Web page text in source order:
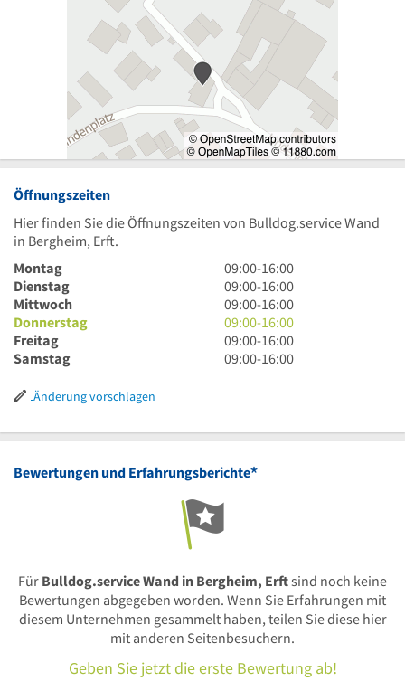
Öffnungszeiten
Hier finden Sie die Öffnungszeiten von Bulldog.service Wand
in Bergheim, Erft.
Montag
9
Uhr
bis
16
Uhr
09:00-16:00
Dienstag
9
Uhr
bis
16
Uhr
09:00-16:00
Mittwoch
9
Uhr
bis
16
09:00-16:00
Donnerstag
9
Uhr
bis
09:00-16:00
Freitag
9
Uhr
09:00-16:00
Samstag
9
Uhr
09:00-16:00
Änderung vorschlagen
Bewertungen und Erfahrungsberichte*
Für Bulldog.service Wand in Bergheim, Erftsind noch keine
Bewertungen abgegeben worden. Wenn Sie Erfahrungen mit
diesem Unternehmen gesammelt haben, teilen Sie diese hier
mit anderen Seitenbesuchern.
Geben Sie jetzt die erste Bewertung ab!